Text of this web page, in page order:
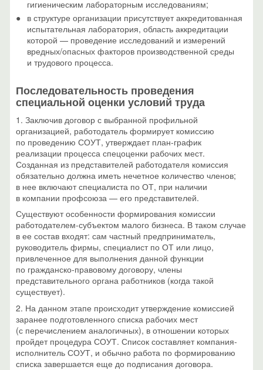
гигиеническим лабораторным исследованиям;
в структуре организации присутствует аккредитованная
испытательная лаборатория, область аккредитации
которой — проведение исследований и измерений
вредных/опасных факторов производственной среды
и трудового процесса.
Последовательность проведения
специальной оценки условий труда
1. Заключив договор с выбранной профильной
организацией, работодатель формирует комиссию
по проведению СОУТ, утверждает план-график
реализации процесса спецоценки рабочих мест.
Созданная из представителей работодателя комиссия
обязательно должна иметь нечетное количество членов;
в нее включают специалиста по ОТ, при наличии
в компании профсоюза — его представителей.
Существуют особенности формирования комиссии
работодателем-субъектом малого бизнеса. В таком случае
в ее состав входят: сам частный предприниматель,
руководитель фирмы, специалист по ОТ или лицо,
привлеченное для выполнения данной функции
по гражданско-правовому договору, члены
представительного органа работников (когда такой
существует).
2. На данном этапе происходит утверждение комиссией
заранее подготовленного списка рабочих мест
(с перечислением аналогичных), в отношении которых
пройдет процедура СОУТ. Список составляет компания-
исполнитель СОУТ, и обычно работа по формированию
списка завершается еще до подписания договора.